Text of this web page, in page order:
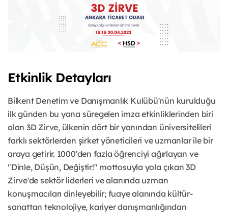
Etkinlik Detayları
Bilkent Denetim ve Danışmanlık Kulübü'nün kurulduğu
ilk günden bu yana süregelen imza etkinliklerinden biri
olan 3D Zirve, ülkenin dört bir yanından üniversitelileri
farklı sektörlerden şirket yöneticileri ve uzmanlar ile bir
araya getirir. 1000'den fazla öğrenciyi ağırlayan ve
"Dinle, Düşün, Değiştir!" mottosuyla yola çıkan 3D
Zirve'de sektör liderleri ve alanında uzman
konuşmacıları dinleyebilir; fuaye alanında kültür-
sanattan teknolojiye, kariyer danışmanlığından